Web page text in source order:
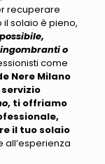
recuperare
il solaio è pieno,
o
come
Nere Milano
servizio
, ti offriamo
il tuo solaio
all’esperienza